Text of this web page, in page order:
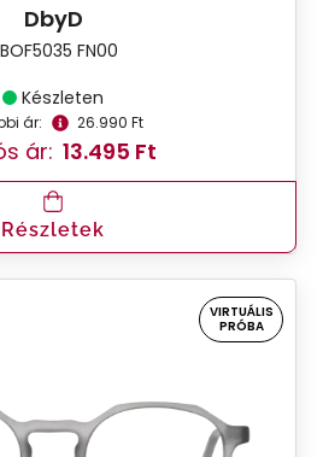
DbyD
FN00
Készleten
ár: 26.990 Ft
ár: 13.495 Ft
Részletek
VIRTUÁLIS
PRÓBA